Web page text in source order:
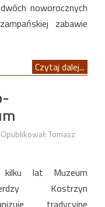
noworocznych
zabawie
Czytaj dalej...
Opublikował: Tomasz
lat Muzeum
Kostrzyn
tradycyjne